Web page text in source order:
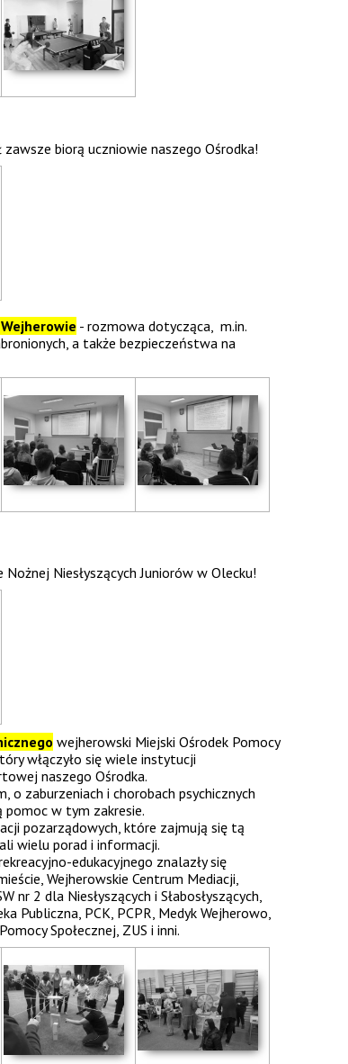
biorą uczniowie naszego Ośrodka!
- rozmowa dotycząca, m.in.
a także bezpieczeństwa na
Niesłyszących Juniorów w Olecku!
wejherowski Miejski Ośrodek Pomocy
włączyło się wiele instytucji
naszego Ośrodka.
o zaburzeniach i chorobach psychicznych
pomoc w tym zakresie.
pozarządowych, które zajmują się tą
wielu porad i informacji.
edukacyjnego znalazły się
Wejherowskie Centrum Mediacji,
2 dla Niesłyszących i Słabosłyszących,
Publiczna, PCK, PCPR, Medyk Wejherowo,
Społecznej, ZUS i inni.